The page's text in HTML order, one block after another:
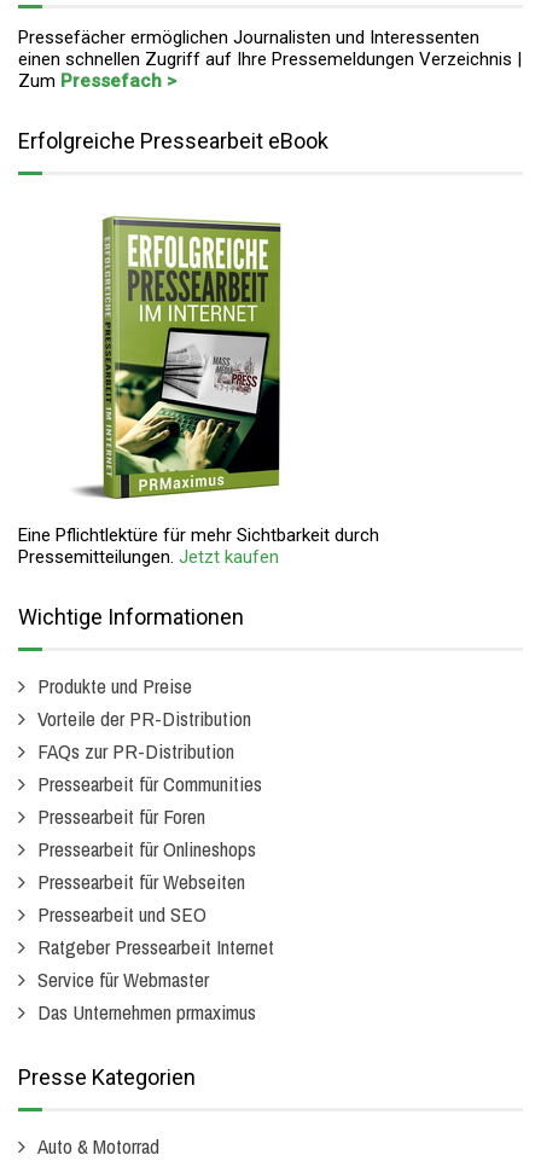
Pressefächer ermöglichen Journalisten und Interessenten
einen schnellen Zugriff auf Ihre Pressemeldungen Verzeichnis |
Zum Pressefach >
Erfolgreiche Pressearbeit eBook
Eine Pflichtlektüre für mehr Sichtbarkeit durch
Pressemitteilungen. Jetzt kaufen
Wichtige Informationen
Produkte und Preise
Vorteile der PR-Distribution
FAQs zur PR-Distribution
Pressearbeit für Communities
Pressearbeit für Foren
Pressearbeit für Onlineshops
Pressearbeit für Webseiten
Pressearbeit und SEO
Ratgeber Pressearbeit Internet
Service für Webmaster
Das Unternehmen prmaximus
Presse Kategorien
Auto & Motorrad